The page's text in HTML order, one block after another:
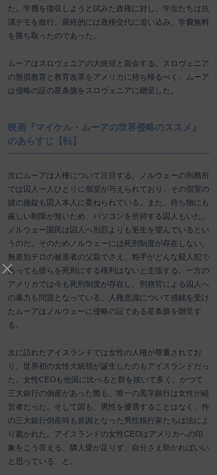
た。学費を徴収しようと試みた政権に対し、学生たちは抗
議デモを敢行。最終的には政権交代に追い込み、学費無料
を勝ち取ったのであった。
ムーアはスロヴェニアの大統領と面会する。スロヴェニア
の無償教育と教育改革をアメリカに持ち帰るべく、ムーア
は侵略の証の星条旗をスロヴェニアに贈呈した。
映画『マイケル・ムーアの世界侵略のススメ』
のあらすじ【転】
次にムーアは人権について注目する。ノルウェーの刑務所
では囚人一人ひとりに個室が与えられており、その個室の
鍵の施錠も囚人本人に委ねられている。また、持ち物にも
厳しい制限が無いため、パソコンを所持する囚人もいた。
ノルウェー国民は囚人へ刑罰よりも更生を望んでいるとい
うのだ。そのためノルウェーには死刑制度が存在しない。
無差別テロの被害者の父親でさえ、相手がどんな殺人犯で
あっても彼らを死刑にする権利はないと主張する。一方の
アメリカでは今も死刑制度が存在し、刑務官による囚人へ
の暴力も問題となっている。人権意識について感銘を受け
たムーアはノルウェーに侵略の証である星条旗を贈呈す
る。
次に訪れたアイスランドでは女性の人権が尊重されてお
り、世界初の女性大統領が誕生したのもアイスランドだっ
た。女性CEOも他国に比べると群を抜いて多く、かつて
三大銀行の倒産があった際も、唯一の黒字銀行は女性が経
営者だった。そして国も、男性を優遇することはなく、件
の三大銀行倒産時も原因となった男性銀行家たちは法によ
り裁かれた。アイスランドの女性CEOはアメリカへの印
象をこう答える。隣人愛が足りず、自分さえ助かればいい
と思っている、と。